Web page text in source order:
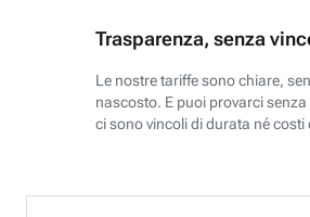
Trasparenza, senza
Le nostre tariffe sono chiare,
nascosto. E puoi provarci
ci sono vincoli di durata né costi